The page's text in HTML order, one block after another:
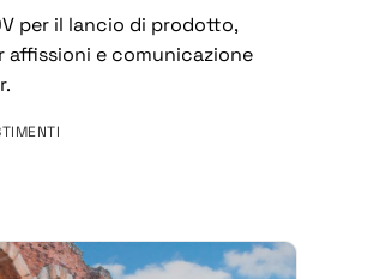
per il lancio di prodotto,
affissioni e comunicazione